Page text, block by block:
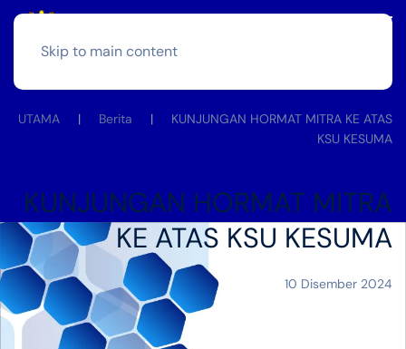
Skip to main content
UTAMA Berita
KUNJUNGAN HORMAT MITRA KE ATAS
KSU KESUMA
KUNJUNGAN HORMAT MITRA
KE ATAS KSU KESUMA
10 Disember 2024